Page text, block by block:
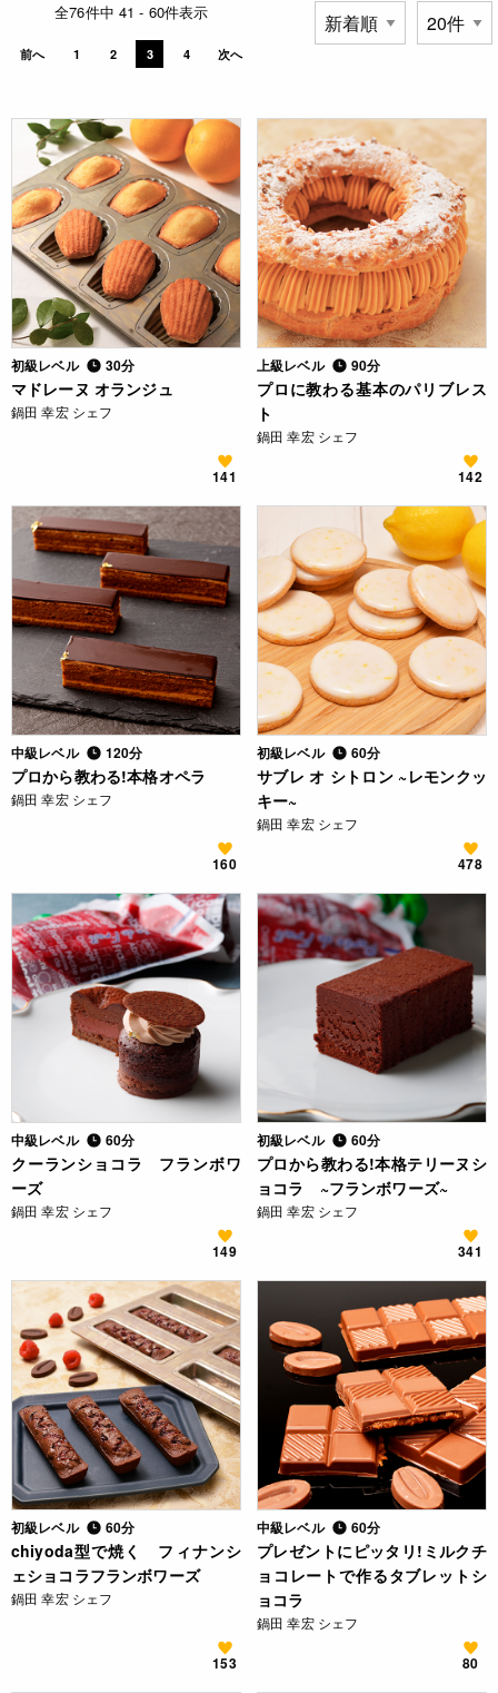
全76件中 41 - 60件表示
前へ 1 2 3 4 次へ
初級レベル 30分
マドレーヌ オランジュ
鍋田 幸宏 シェフ
141
上級レベル 90分
プロに教わる基本のパリブレス
ト
鍋田 幸宏 シェフ
142
中級レベル 120分
プロから教わる!本格オペラ
鍋田 幸宏 シェフ
160
初級レベル 60分
サブレ オ シトロン ~レモンクッ
キー~
鍋田 幸宏 シェフ
478
中級レベル 60分
クーランショコラ フランボワ
ーズ
鍋田 幸宏 シェフ
149
初級レベル 60分
プロから教わる!本格テリーヌシ
ョコラ ~フランボワーズ~
鍋田 幸宏 シェフ
341
初級レベル 60分
chiyoda型で焼く フィナンシ
ェショコラフランボワーズ
鍋田 幸宏 シェフ
153
中級レベル 60分
プレゼントにピッタリ!ミルクチ
ョコレートで作るタブレットシ
ョコラ
鍋田 幸宏 シェフ
80